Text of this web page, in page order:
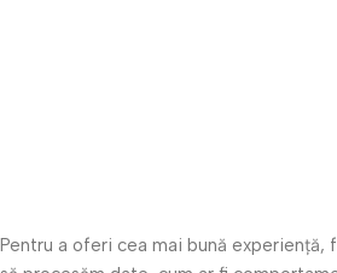
Pentru a oferi cea mai bună